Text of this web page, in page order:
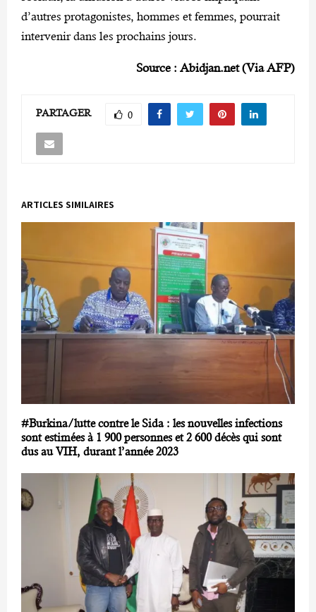
d’autres protagonistes, hommes et femmes, pourrait
intervenir dans les prochains jours.
Source : Abidjan.net (Via AFP)
PARTAGER 0
ARTICLES SIMILAIRES
#Burkina/lutte contre le Sida : les nouvelles infections
sont estimées à 1 900 personnes et 2 600 décès qui sont
dus au VIH, durant l’année 2023